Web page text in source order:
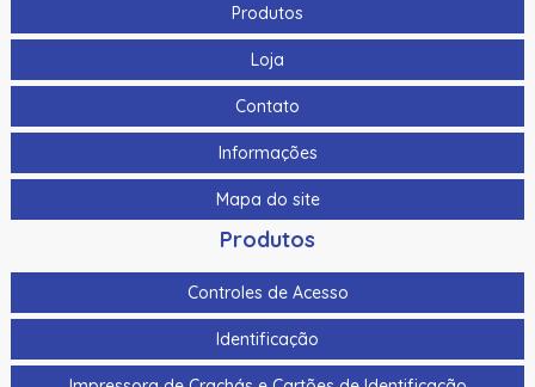
Produtos
Loja
Contato
Informações
Mapa do site
Produtos
Controles de Acesso
Identificação